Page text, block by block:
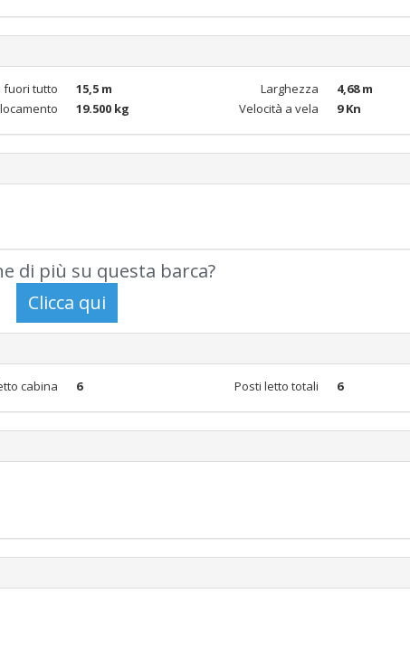
fuori tutto 15,5 m Larghezza
4,68 m
19.500 kg Velocità a vela 9 Kn
di più su questa barca?
cabina 6 Posti letto totali 6